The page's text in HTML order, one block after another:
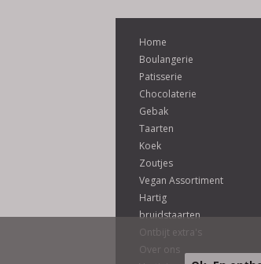
Home
Boulangerie
Patisserie
Chocolaterie
Gebak
Taarten
Koek
Zoutjes
Vegan Assortiment
Hartig
bruidstaarten
Ontbijt extra's
Over ons